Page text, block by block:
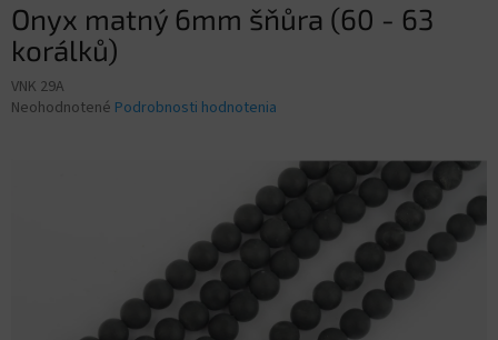
Onyx matný 6mm šňůra (60 - 63
korálků)
VNK 29A
Priemerné
Neohodnotené Podrobnosti hodnotenia